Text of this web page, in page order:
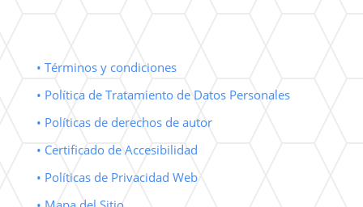
• Términos y condiciones
• Política de Tratamiento de Datos Personales
• Políticas de derechos de autor
• Certificado de Accesibilidad
• Políticas de Privacidad Web